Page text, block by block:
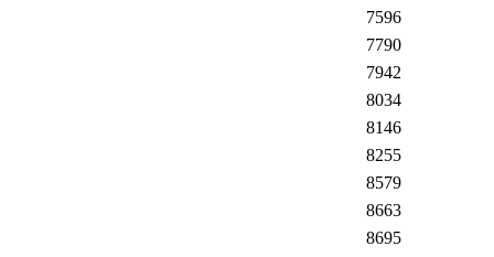
7596
7790
7942
8034
8146
8255
8579
8663
8695